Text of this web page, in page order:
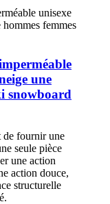
une
snowboard
fournir une
seule pièce
une action
action douce,
structurelle